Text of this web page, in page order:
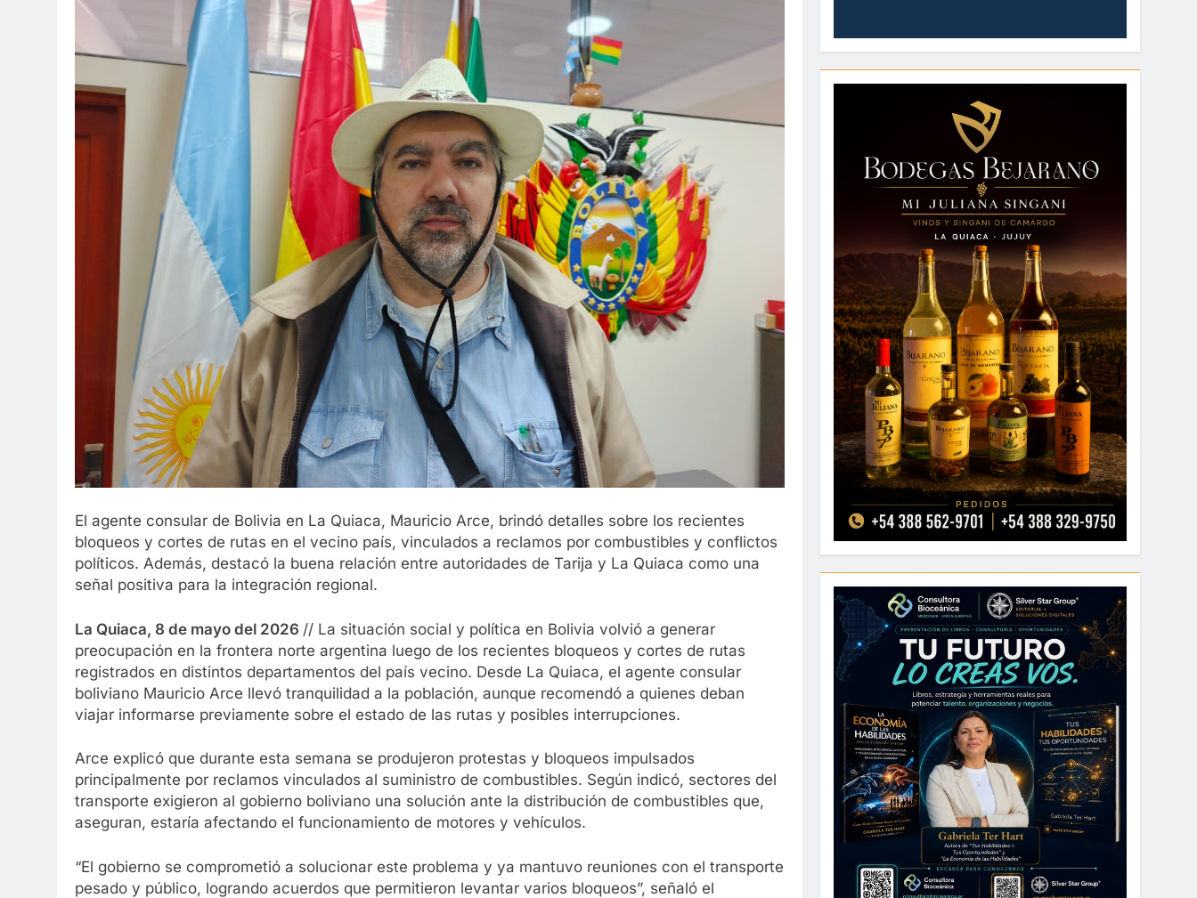
El agente consular de Bolivia en La Quiaca, Mauricio Arce, brindó detalles sobre los recientes
bloqueos y cortes de rutas en el vecino país, vinculados a reclamos por combustibles y conflictos
políticos. Además, destacó la buena relación entre autoridades de Tarija y La Quiaca como una
señal positiva para la integración regional.
La Quiaca, 8 de mayo del 2026 // La situación social y política en Bolivia volvió a generar
preocupación en la frontera norte argentina luego de los recientes bloqueos y cortes de rutas
registrados en distintos departamentos del país vecino. Desde La Quiaca, el agente consular
boliviano Mauricio Arce llevó tranquilidad a la población, aunque recomendó a quienes deban
viajar informarse previamente sobre el estado de las rutas y posibles interrupciones.
Arce explicó que durante esta semana se produjeron protestas y bloqueos impulsados
principalmente por reclamos vinculados al suministro de combustibles. Según indicó, sectores del
transporte exigieron al gobierno boliviano una solución ante la distribución de combustibles que,
aseguran, estaría afectando el funcionamiento de motores y vehículos.
“El gobierno se comprometió a solucionar este problema y ya mantuvo reuniones con el transporte
pesado y público, logrando acuerdos que permitieron levantar varios bloqueos”, señaló el